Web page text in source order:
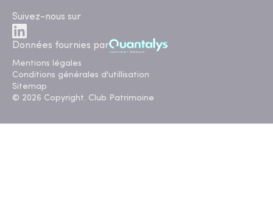
Suivez-nous sur
Données fournies par
Mentions légales
Conditions générales d'utillisation
Sitemap
© 2026 Copyright. Club Patrimoine